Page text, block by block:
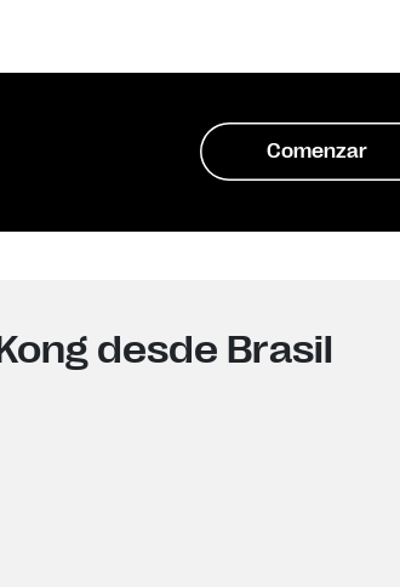
Comenzar
desde Brasil